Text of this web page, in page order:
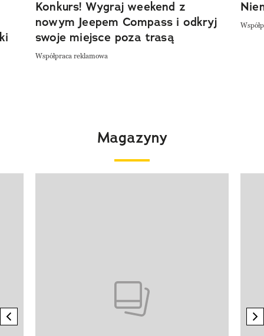
Konkurs! Wygraj weekend z
nowym Jeepem Compass i odkryj
swoje miejsce poza trasą
Współpraca reklamowa
Magazyny
previous element